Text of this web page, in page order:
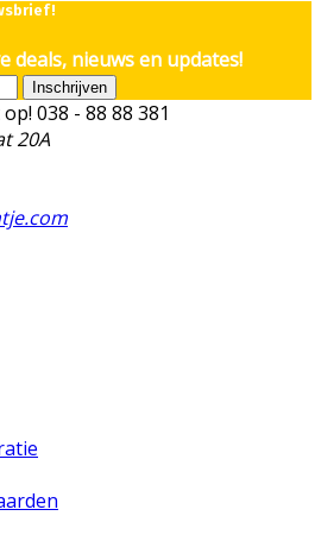
deals, nieuws en updates!
Inschrijven
038 - 88 88 381
20A